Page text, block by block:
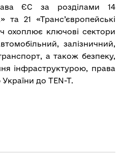
ЄС за розділами 14
та 21 «Транс’європейські
охоплює ключові сектори
залізничний,
а також безпеку,
інфраструктурою, права
до TEN-T.